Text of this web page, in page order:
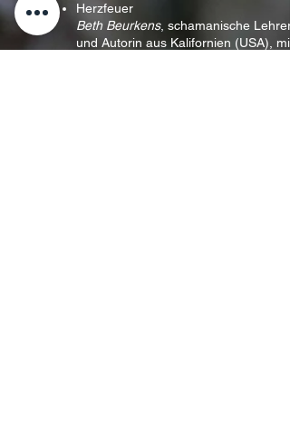
Herzfeuer
Beth Beurkens, schamanische
und Autorin aus Kalifornien (USA), mit